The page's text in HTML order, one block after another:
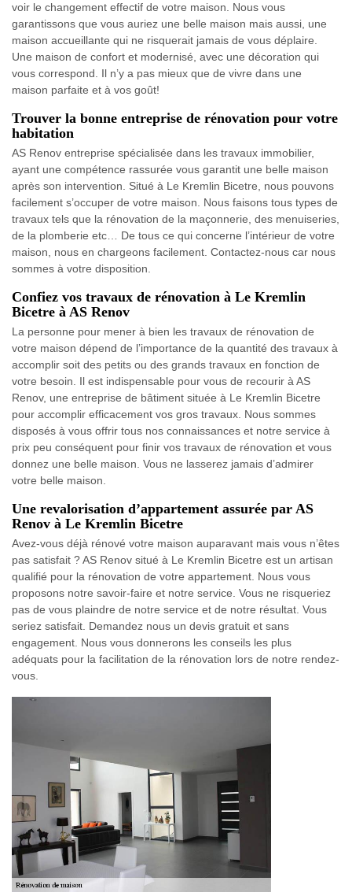
voir le changement effectif de votre maison. Nous vous
garantissons que vous auriez une belle maison mais aussi, une
maison accueillante qui ne risquerait jamais de vous déplaire.
Une maison de confort et modernisé, avec une décoration qui
vous correspond. Il n’y a pas mieux que de vivre dans une
maison parfaite et à vos goût!
Trouver la bonne entreprise de rénovation pour votre
habitation
AS Renov entreprise spécialisée dans les travaux immobilier,
ayant une compétence rassurée vous garantit une belle maison
après son intervention. Situé à Le Kremlin Bicetre, nous pouvons
facilement s’occuper de votre maison. Nous faisons tous types de
travaux tels que la rénovation de la maçonnerie, des menuiseries,
de la plomberie etc… De tous ce qui concerne l’intérieur de votre
maison, nous en chargeons facilement. Contactez-nous car nous
sommes à votre disposition.
Confiez vos travaux de rénovation à Le Kremlin
Bicetre à AS Renov
La personne pour mener à bien les travaux de rénovation de
votre maison dépend de l’importance de la quantité des travaux à
accomplir soit des petits ou des grands travaux en fonction de
votre besoin. Il est indispensable pour vous de recourir à AS
Renov, une entreprise de bâtiment située à Le Kremlin Bicetre
pour accomplir efficacement vos gros travaux. Nous sommes
disposés à vous offrir tous nos connaissances et notre service à
prix peu conséquent pour finir vos travaux de rénovation et vous
donnez une belle maison. Vous ne lasserez jamais d’admirer
votre belle maison.
Une revalorisation d’appartement assurée par AS
Renov à Le Kremlin Bicetre
Avez-vous déjà rénové votre maison auparavant mais vous n’êtes
pas satisfait ? AS Renov situé à Le Kremlin Bicetre est un artisan
qualifié pour la rénovation de votre appartement. Nous vous
proposons notre savoir-faire et notre service. Vous ne risqueriez
pas de vous plaindre de notre service et de notre résultat. Vous
seriez satisfait. Demandez nous un devis gratuit et sans
engagement. Nous vous donnerons les conseils les plus
adéquats pour la facilitation de la rénovation lors de notre rendez-
vous.